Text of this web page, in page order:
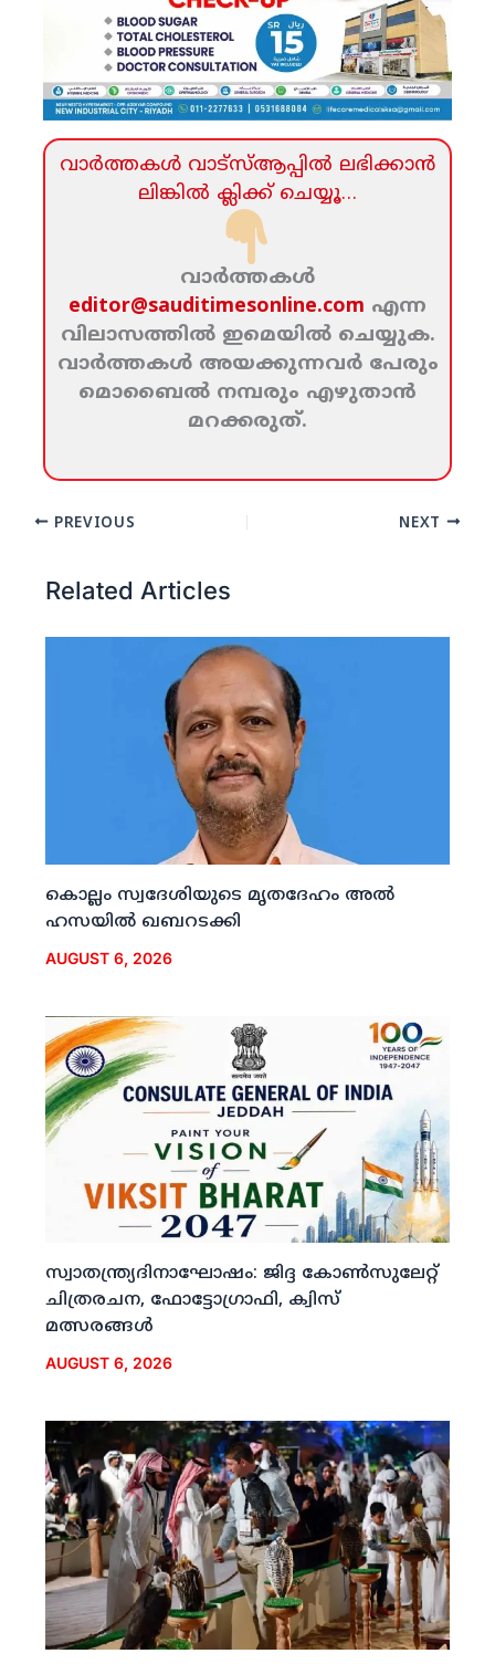
വാര്‍ത്തകള്‍ വാട്‌സ്‌ആപ്പില്‍ ലഭിക്കാന്‍
ലിങ്കില്‍ ക്ലിക്ക്‌ ചെയ്യൂ…
വാര്‍ത്തകള്‍
editor@sauditimesonline.com എന്ന
വിലാസത്തില്‍ ഇമെയില്‍ ചെയ്യുക.
വാര്‍ത്തകള്‍ അയക്കുന്നവര്‍ പേരും
മൊബൈല്‍ നമ്പരും എഴുതാന്‍
മറക്കരുത്‌.
PREVIOUS NEXT
Related Articles
കൊല്ലം സ്വദേശിയുടെ മൃതദേഹം അല്‍
ഹസയില്‍ ഖബറടക്കി
AUGUST 6, 2026
സ്വാതന്ത്ര്യദിനാഘോഷം: ജിദ്ദ കോണ്‍സുലേറ്റ്
ചിത്രരചന, ഫോട്ടോഗ്രാഫി, ക്വിസ്
മത്സരങ്ങള്‍
AUGUST 6, 2026